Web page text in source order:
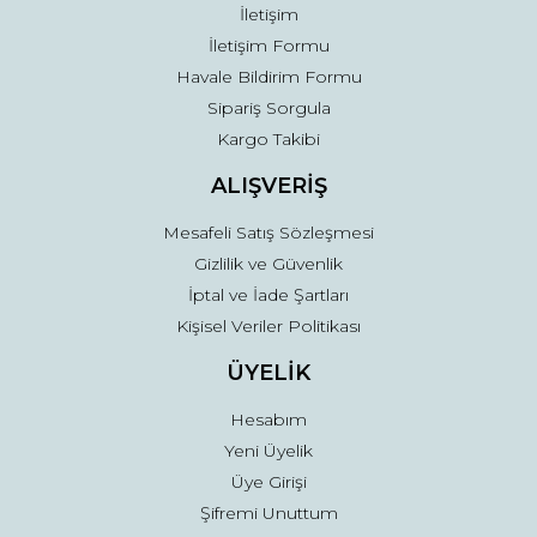
Gönder
İletişim
İletişim Formu
Havale Bildirim Formu
Sipariş Sorgula
Kargo Takibi
ALIŞVERİŞ
Mesafeli Satış Sözleşmesi
Gizlilik ve Güvenlik
İptal ve İade Şartları
Kişisel Veriler Politikası
ÜYELİK
Hesabım
Yeni Üyelik
Üye Girişi
Şifremi Unuttum